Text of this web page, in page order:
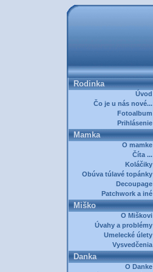
Rodinka
Úvod
Čo je u nás nové...
Fotoalbum
Prihlásenie
Mamka
O mamke
Číta ...
Koláčiky
Obúva túlavé topánky
Decoupage
Patchwork a iné
Miško
O Miškovi
Úvahy a problémy
Umelecké úlety
Vysvedčenia
Danka
O Danke